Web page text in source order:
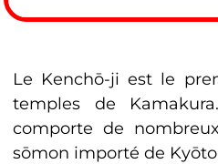
Le Kenchō-ji est le
temples de
comporte de
sōmon importé de